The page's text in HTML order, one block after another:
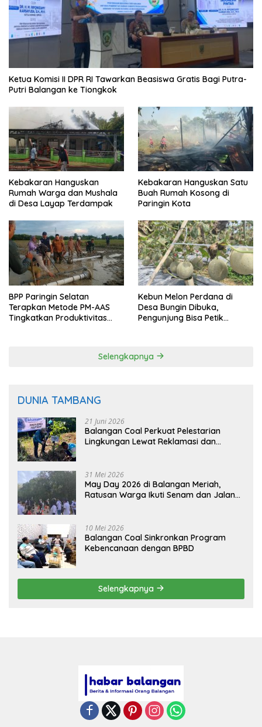
Ketua Komisi II DPR RI Tawarkan Beasiswa Gratis Bagi Putra-
Putri Balangan ke Tiongkok
Kebakaran Hanguskan
Rumah Warga dan Mushala
di Desa Layap Terdampak
Kebakaran Hanguskan Satu
Buah Rumah Kosong di
Paringin Kota
BPP Paringin Selatan
Terapkan Metode PM-AAS
Tingkatkan Produktivitas
Kebun Melon Perdana di
Desa Bungin Dibuka,
Pengunjung Bisa Petik
Selengkapnya
DUNIA TAMBANG
21 Juni 2026
Balangan Coal Perkuat Pelestarian
Lingkungan Lewat Reklamasi dan
31 Mei 2026
May Day 2026 di Balangan Meriah,
Ratusan Warga Ikuti Senam dan Jalan
10 Mei 2026
Balangan Coal Sinkronkan Program
Kebencanaan dengan BPBD
Selengkapnya